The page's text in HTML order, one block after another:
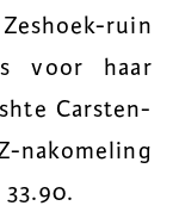
ruin
voor haar
Carsten-